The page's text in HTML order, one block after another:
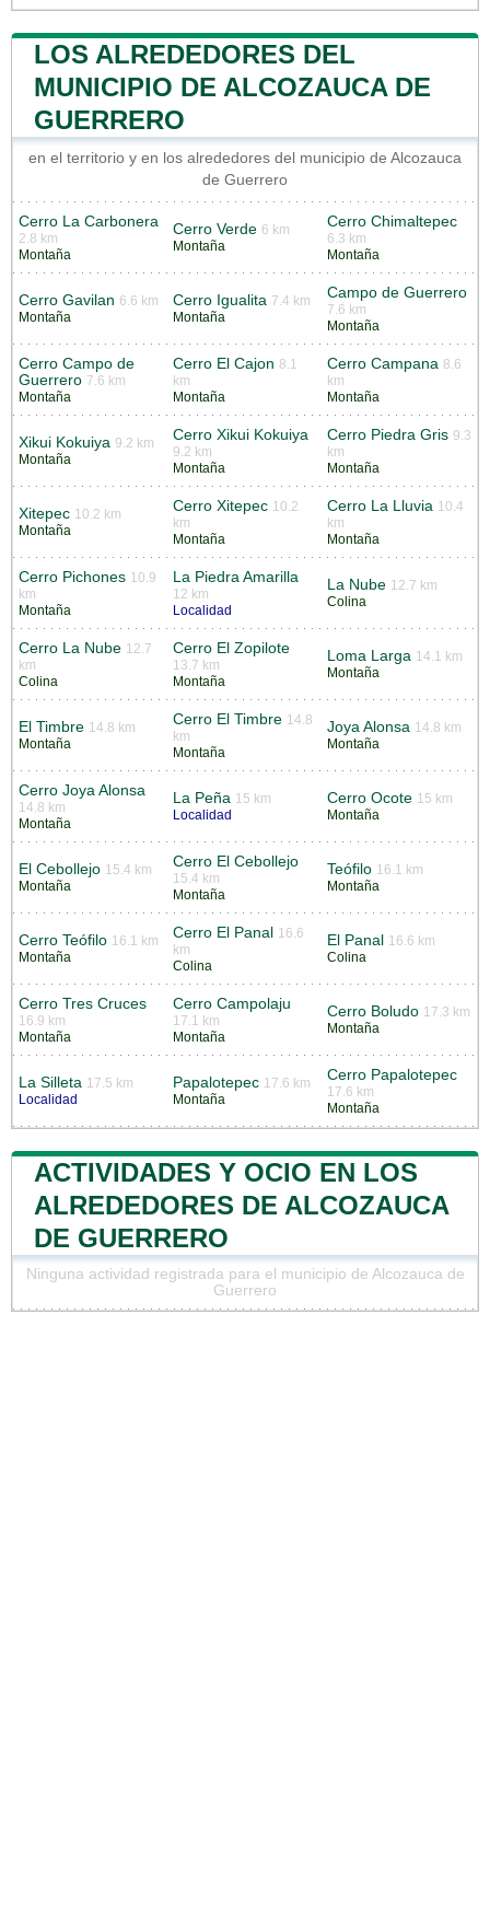
LOS ALREDEDORES DEL
MUNICIPIO DE ALCOZAUCA DE
GUERRERO
en el territorio y en los alrededores del municipio de Alcozauca
de Guerrero
Cerro La Carbonera
2.8 km
Montaña
Cerro Verde 6 km
Montaña
Cerro Chimaltepec
6.3 km
Montaña
Cerro Gavilan 6.6 km
Montaña
Cerro Igualita 7.4 km
Montaña
Campo de Guerrero
7.6 km
Montaña
Cerro Campo de
Guerrero 7.6 km
Montaña
Cerro El Cajon 8.1
km
Montaña
Cerro Campana 8.6
km
Montaña
Xikui Kokuiya 9.2 km
Montaña
Cerro Xikui Kokuiya
9.2 km
Montaña
Cerro Piedra Gris 9.3
km
Montaña
Xitepec 10.2 km
Montaña
Cerro Xitepec 10.2
km
Montaña
Cerro La Lluvia 10.4
km
Montaña
Cerro Pichones 10.9
km
Montaña
La Piedra Amarilla
12 km
Localidad
La Nube 12.7 km
Colina
Cerro La Nube 12.7
km
Colina
Cerro El Zopilote
13.7 km
Montaña
Loma Larga 14.1 km
Montaña
El Timbre 14.8 km
Montaña
Cerro El Timbre 14.8
km
Montaña
Joya Alonsa 14.8 km
Montaña
Cerro Joya Alonsa
14.8 km
Montaña
La Peña 15 km
Localidad
Cerro Ocote 15 km
Montaña
El Cebollejo 15.4 km
Montaña
Cerro El Cebollejo
15.4 km
Montaña
Teófilo 16.1 km
Montaña
Cerro Teófilo 16.1 km
Montaña
Cerro El Panal
16.6
km
Colina
El Panal
16.6 km
Colina
Cerro Tres Cruces
16.9 km
Montaña
Cerro Campolaju
17.1 km
Montaña
Cerro Boludo 17.3 km
Montaña
La Silleta 17.5 km
Localidad
Papalotepec 17.6 km
Montaña
Cerro Papalotepec
17.6 km
Montaña
ACTIVIDADES Y OCIO EN LOS
ALREDEDORES DE ALCOZAUCA
DE GUERRERO
Ninguna actividad registrada para el municipio de Alcozauca de
Guerrero